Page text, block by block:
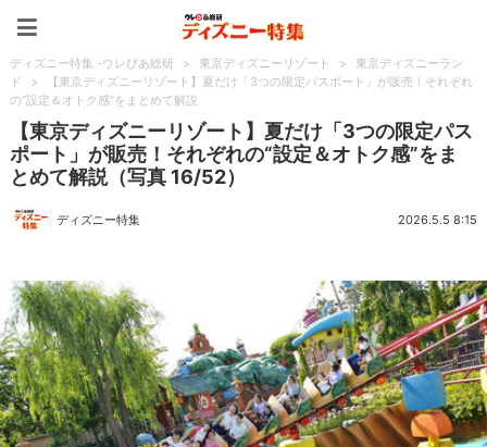
ディズニー特集 -ウレぴあ総研 > 東京ディズニーリゾート >
東京ディズニーラン
ド
>
【東京ディズニーリゾート】夏だけ「3つの限定パスポート」が販売！それぞれ
の“設定＆オトク感”をまとめて解説
【東京ディズニーリゾート】夏だけ「3つの限定パス
ポート」が販売！それぞれの“設定＆オトク感”をま
とめて解説（写真 16/52）
ディズニー特集 2026.5.5 8:15